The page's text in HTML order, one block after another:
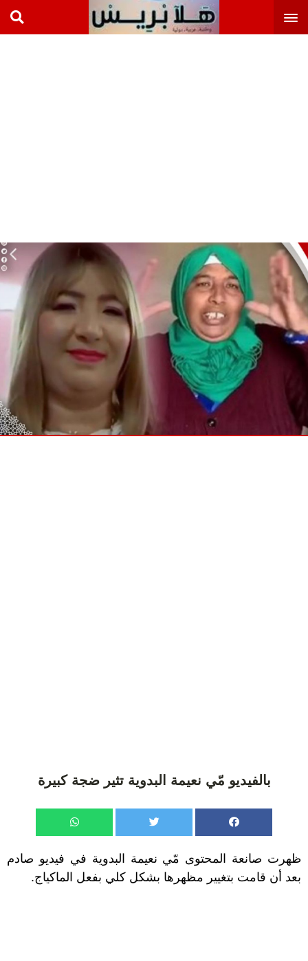
بالفيديو مّي نعيمة البدوية تثير ضجة كبيرة
ظهرت صانعة المحتوى مّي نعيمة البدوية في فيديو صادم
بعد أن قامت بتغيير مظهرها بشكل كلي بفعل الماكياج.